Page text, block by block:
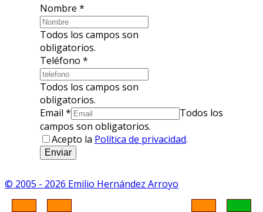
Nombre *
Todos los campos son
obligatorios.
Teléfono *
Todos los campos son
obligatorios.
Email *
Todos los
campos son obligatorios.
Acepto la Política de privacidad.
Enviar
© 2005 - 2026 Emilio Hernández Arroyo